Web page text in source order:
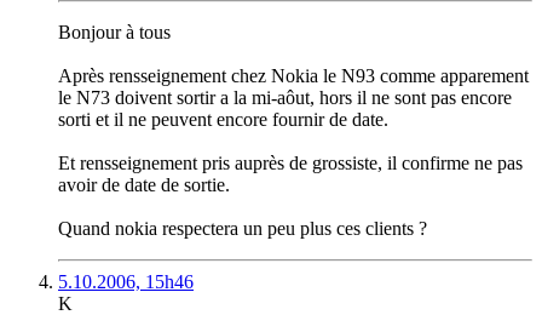
Bonjour à tous
Après rensseignement chez Nokia le N93 comme apparement
le N73 doivent sortir a la mi-aôut, hors il ne sont pas encore
sorti et il ne peuvent encore fournir de date.
Et rensseignement pris auprès de grossiste, il confirme ne pas
avoir de date de sortie.
Quand nokia respectera un peu plus ces clients ?
5.10.2006, 15h46
K